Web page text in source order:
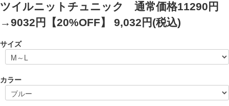
ツイルニットチュニック 通常価格11290円
→9032円【20%OFF】
9,032円(税込)
サイズ
カラー